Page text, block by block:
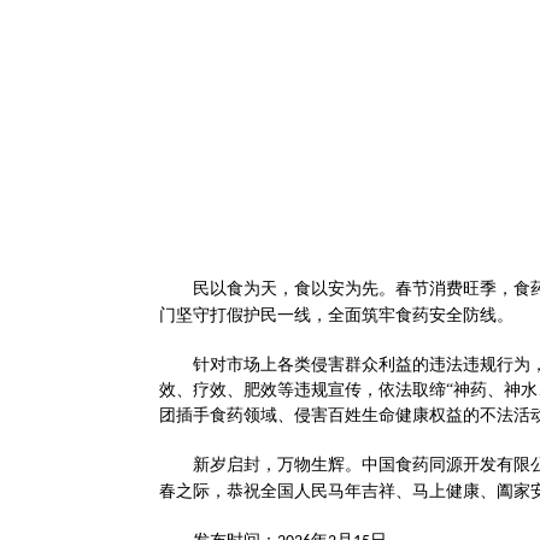
民以食为天，食以安为先。春节消费旺季，
门坚守打假护民一线，全面筑牢食药安全防线。
针对市场上各类侵害群众利益的违法违规行
效、疗效、肥效等违规宣传，依法取缔“神药、神
团插手食药领域、侵害百姓生命健康权益的不法
新岁启封，万物生辉。中国食药同源开发有
春之际，恭祝全国人民马年吉祥、马上健康、阖家